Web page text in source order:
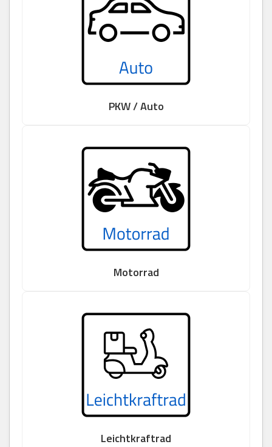
PKW / Auto
Motorrad
Leichtkraftrad